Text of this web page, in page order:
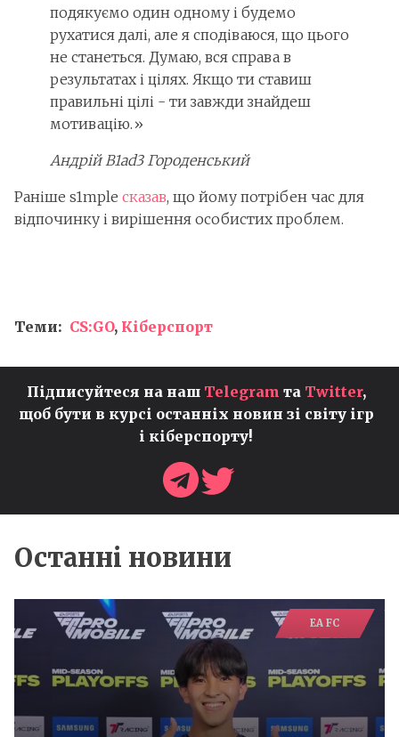
подякуємо один одному і будемо
рухатися далі, але я сподіваюся, що цього
не станеться. Думаю, вся справа в
результатах і цілях. Якщо ти ставиш
правильні цілі - ти завжди знайдеш
мотивацію.»
Андрій B1ad3 Городенський
Раніше s1mple сказав, що йому потрібен час для
відпочинку і вирішення особистих проблем.
Теми: CS:GO, Кіберспорт
Підписуйтеся на наш Telegram та Twitter,
щоб бути в курсі останніх новин зі світу ігр
і кіберспорту!
Останні новини
EA FC